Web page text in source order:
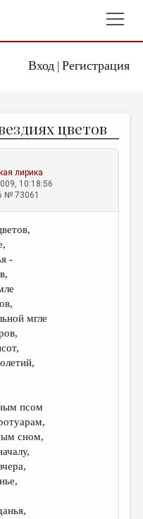
Вход| Регистрация
цветов
лирика
10:18:56
№ 73061
-
мгле
псом
сном,